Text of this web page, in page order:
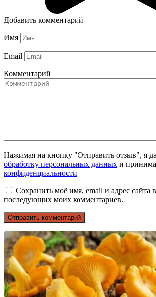
Добавить комментарий
Имя
Email
Комментарий
Нажимая на кнопку "Отправить отзыв", я
обработку персональных данных и
конфиденциальности.
Сохранить моё имя, email и адрес сайта
последующих моих комментариев.